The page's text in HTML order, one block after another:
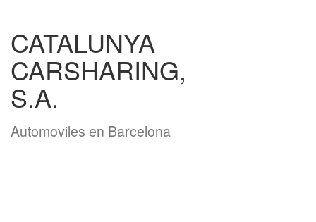
CATALUNYA
CARSHARING,
S.A.
Automoviles en Barcelona